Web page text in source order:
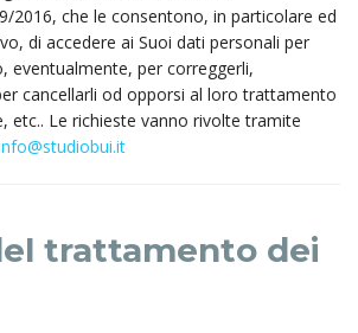
2016, che le consentono, in particolare ed
di accedere ai Suoi dati personali per
eventualmente, per correggerli,
cancellarli od opporsi al loro trattamento
etc.. Le richieste vanno rivolte tramite
trattamento dei